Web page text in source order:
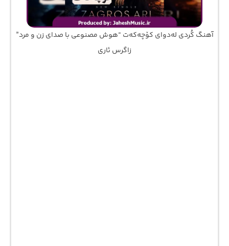
آهنگ کُردی لەدوای کۆچەکەت “هوش مصنوعی با صدای زن و مرد”
زاگرس ئاری